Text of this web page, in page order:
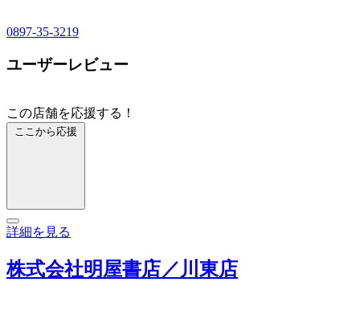
0897-35-3219
ユーザーレビュー
この店舗を応援する！
ここから応援
詳細を見る
株式会社明屋書店／川東店